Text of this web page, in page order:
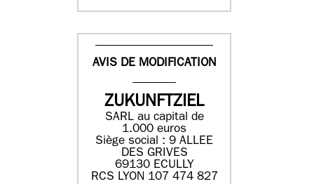
AVIS DE MODIFICATION
ZUKUNFTZIEL
SARL au capital de
1.000 euros
Siège social : 9 ALLEE
DES GRIVES
69130 ECULLY
RCS LYON 107 474 827